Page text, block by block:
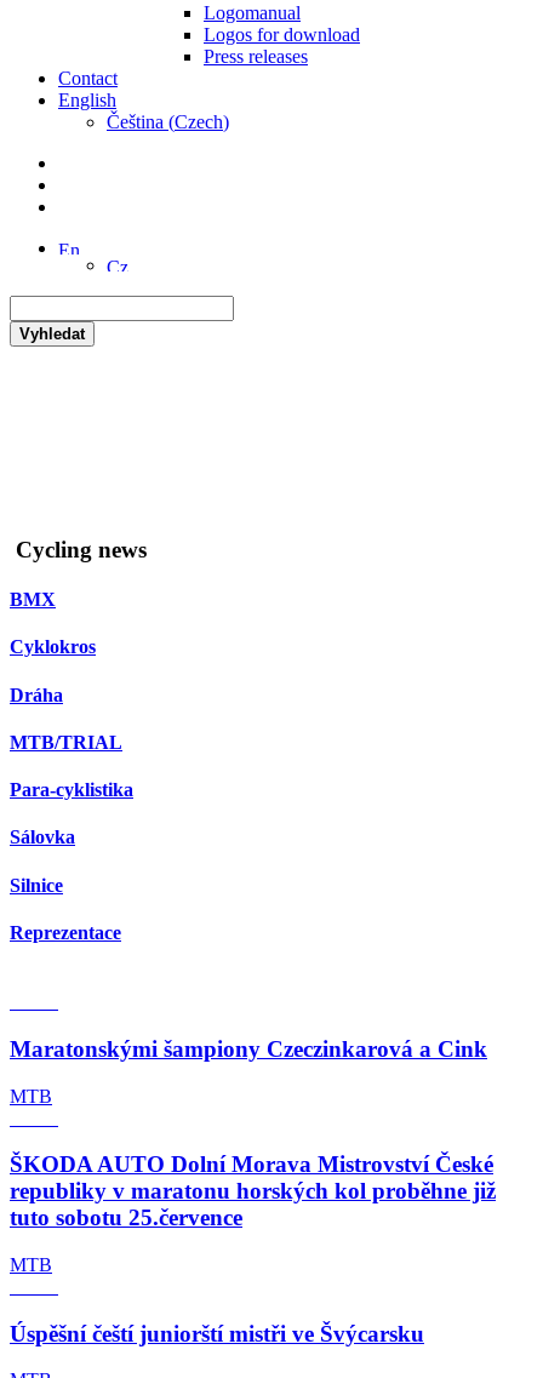
Logomanual
Logos for download
Press releases
Contact
English
Čeština (Czech)
Vyhledat
Cycling news
BMX
Cyklokros
Dráha
MTB/TRIAL
Para-cyklistika
Sálovka
Silnice
Reprezentace
Maratonskými šampiony Czeczinkarová a Cink
MTB
ŠKODA AUTO Dolní Morava Mistrovství České
republiky v maratonu horských kol proběhne již
tuto sobotu 25.července
MTB
Úspěšní čeští juniorští mistři ve Švýcarsku